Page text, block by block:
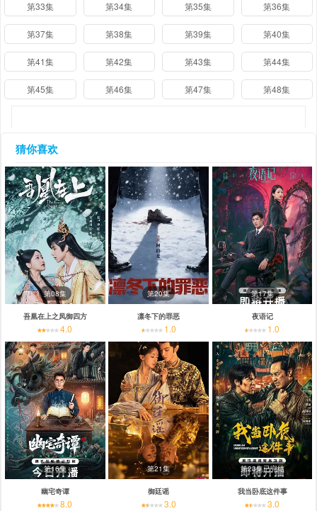
第33集 第34集 第35集 第36集
第37集 第38集 第39集 第40集
第41集 第42集 第43集 第44集
第45集 第46集 第47集 第48集
猜你喜欢
第08集
吾凰在上之凤御四方
4.0
第20集
凛冬下的罪恶
1.0
第17集
夜语记
1.0
第16集
幽宅奇谭
8.0
第21集
御廷谣
3.0
第23集已完结
我当卧底这件事
3.0